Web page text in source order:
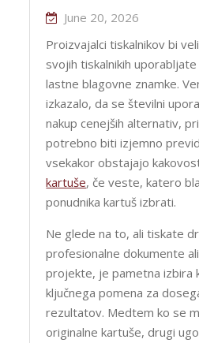
June 20, 2026
Proizvajalci tiskalnikov bi
svojih tiskalnikih
lastne blagovne znamke.
izkazalo, da se številni
nakup cenejših alternativ,
potrebno biti izjemno
vsekakor obstajajo
kartuše, če veste, katero
ponudnika kartuš izbrati.
Ne glede na to, ali tiskate
profesionalne dokumente
projekte, je pametna izbira
ključnega pomena za
rezultatov. Medtem ko se
originalne kartuše, drugi